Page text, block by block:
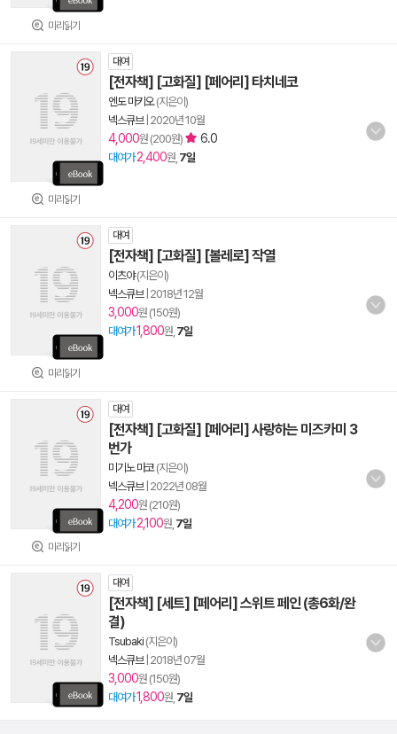
미리읽기
미리읽기
대여
[전자책] [고화질] [페어리] 타치네코
엔도 마키오(지은이)
넥스큐브| 2020년 10월
4,000원 (200원) 6.0
대여가 2,400원, 7일
미리읽기
대여
[전자책] [고화질] [볼레로] 작열
이츠야(지은이)
넥스큐브| 2018년 12월
3,000원 (150원)
대여가1,800원, 7일
미리읽기
대여
[전자책] [고화질] [페어리] 사랑하는 미즈카미 3
번가
미기노 마코(지은이)
넥스큐브| 2022년 08월
4,200원 (210원)
대여가 2,100원, 7일
대여
[전자책] [세트] [페어리] 스위트 페인 (총6화/완
결)
Tsubaki (지은이)
넥스큐브| 2018년 07월
3,000원 (150원)
대여가1,800원, 7일